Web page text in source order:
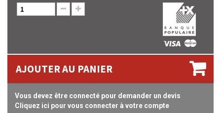
AJOUTER AU PANIER
Vous devez être connecté pour demander un devis
Cliquez ici pour vous connecter à votre compte